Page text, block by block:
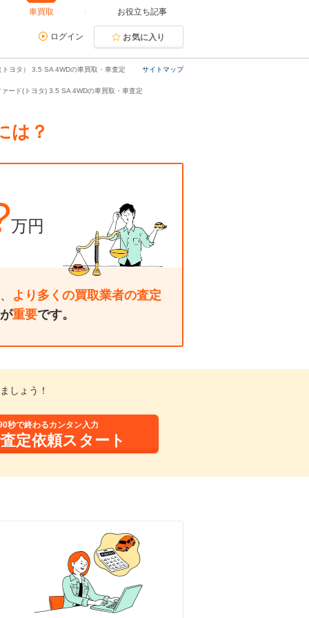
車買取 お役立ち記事
ログイン お気に入り
サイトマップ
トヨタ） 3.5 SA 4WDの車買取・車査定
ァード(トヨタ) 3.5 SA 4WDの車買取・車査定
は？
万円
より多くの買取業者の査定
重要です。
しょう！
秒で終わるカンタン入力
定依頼スタート